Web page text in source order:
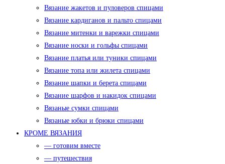
Вязание жакетов и пуловеров спицами
Вязание кардиганов и пальто спицами
Вязание митенки и варежки спицами
Вязание носки и гольфы спицами
Вязание платья или туники спицами
Вязание топа или жилета спицами
Вязание шапки и берета спицами
Вязание шарфов и накидок спицами
Вязаные сумки спицами
Вязаные юбки и брюки спицами
КРОМЕ ВЯЗАНИЯ
— готовим вместе
— путешествия